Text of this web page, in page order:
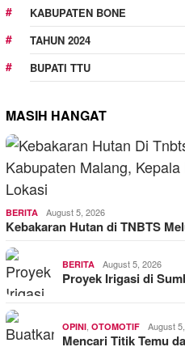
KABUPATEN BONE
TAHUN 2024
BUPATI TTU
MASIH HANGAT
BERITA August 5, 2026
Kebakaran Hutan di TNBTS
BERITA August 5, 2026
Proyek Irigasi di
OPINI OTOMOTIF August
Mencari Titik Temu